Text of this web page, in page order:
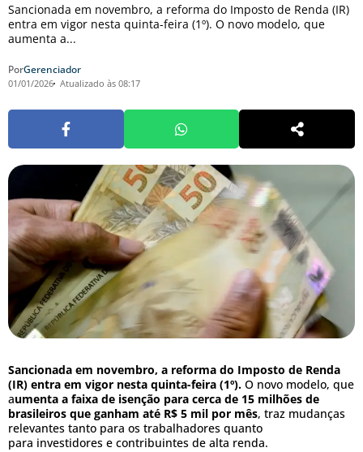
Sancionada em novembro, a reforma do Imposto de Renda (IR)
entra em vigor nesta quinta-feira (1º). O novo modelo, que
aumenta a...
PorGerenciador
01/01/2026 Atualizado às 08:17
Sancionada em novembro, a reforma do Imposto de Renda
(IR) entra em vigor nesta quinta-feira (1º). O novo modelo, que
aumenta a faixa de isenção para cerca de 15 milhões de
brasileiros que ganham até R$ 5 mil por mês, traz mudanças
relevantes tanto para os trabalhadores quanto
para investidores e contribuintes de alta renda.